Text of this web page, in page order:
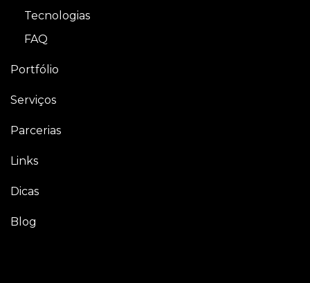
Tecnologias
FAQ
Portfólio
Serviços
Parcerias
Links
Dicas
Blog